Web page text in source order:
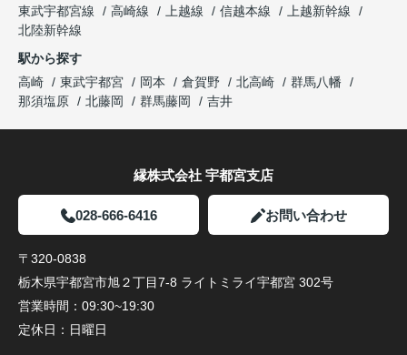
東武宇都宮線
高崎線 上越線 信越本線
上越新幹線
北陸新幹線
駅から探す
高崎
東武宇都宮 岡本 倉賀野 北高崎
群馬八幡
那須塩原
北藤岡 群馬藤岡 吉井
縁株式会社 宇都宮支店
028-666-6416 お問い合わせ
〒320-0838
栃木県宇都宮市旭２丁目7-8 ライトミライ宇都宮 302号
営業時間： 09:30~19:30
定休日： 日曜日